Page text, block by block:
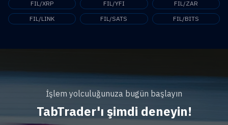
FIL/XRP
FIL/YFI
FIL/ZAR
FIL/LINK
FIL/SATS FIL/BITS
İşlem yolculuğunuza bugün başlayın
TabTrader'ı şimdi deneyin!